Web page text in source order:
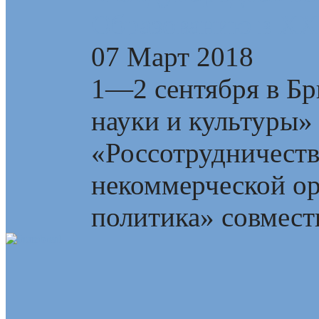
07 Март 2018
1—2 сентября в
науки и культуры»
некоммерческой
политика»